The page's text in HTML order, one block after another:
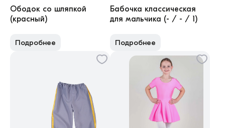
Ободок со шляпкой
(красный)
Подробнее
Бабочка классическая
для мальчика (- / - / 1)
Подробнее